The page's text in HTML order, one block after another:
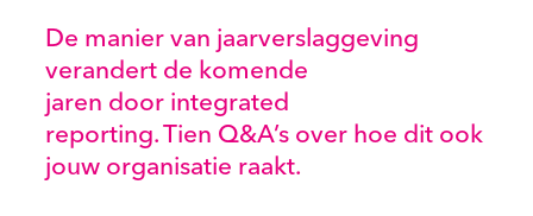
De manier van jaarverslaggeving
verandert de komende
jaren door integrated
reporting. Tien Q&A’s over hoe dit ook
jouw organisatie raakt.